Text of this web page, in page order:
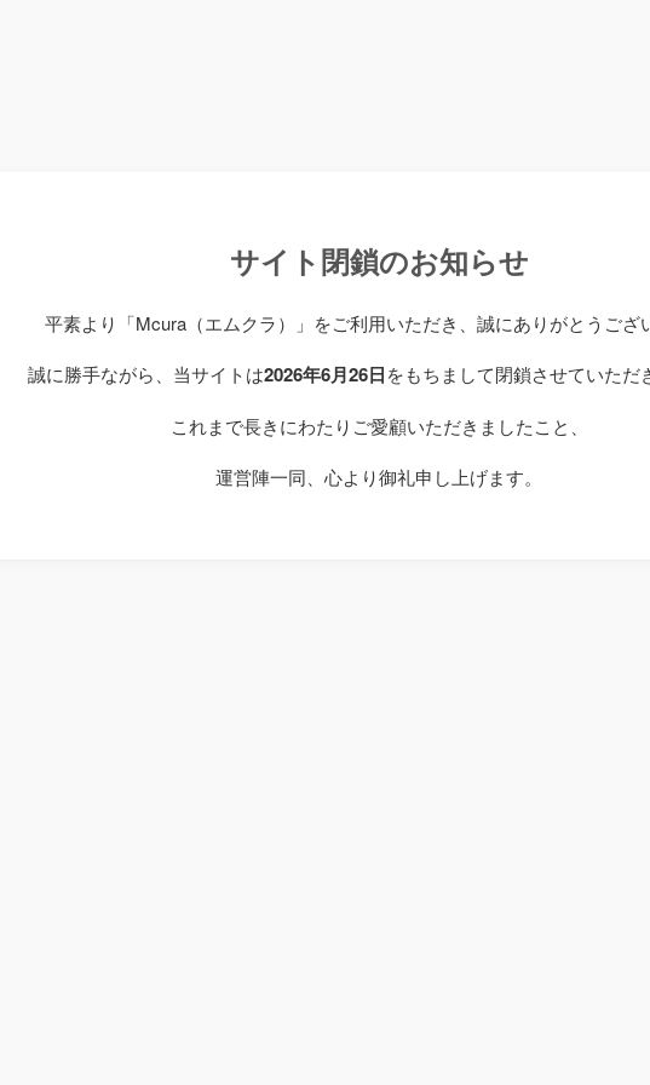
サイト閉鎖のお知らせ
平素より「Mcura（エムクラ）」をご利用いただき、誠にありがとうござ
誠に勝手ながら、当サイトは2026年6月26日をもちまして閉鎖させていただ
これまで長きにわたりご愛顧いただきましたこと、
運営陣一同、心より御礼申し上げます。